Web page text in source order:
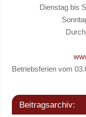
Dienstag bis
Betriebsferien vom
Beitragsarchiv: